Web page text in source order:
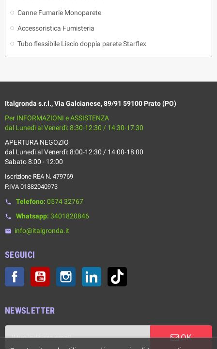
Canne Fumarie Monoparete
Accessoristica Fumisteria
Tubo flessibile Liscio doppia parete Starflex
Italgronda s.r.l., Via Galcianese, 89/91 59100 Prato (PO)
Per INFORMAZIONI e ASSISTENZA
dal Lunedì al Venerdì: 8:30-12:30 / 14:30-17:30
APERTURA NEGOZIO
dal Lunedì al Venerdì: 8:00-12:30 / 14:00-18:00
Sabato 8:00 - 12:00
Iscrizione REA N. 479769
P.IVA 01882040973
phone Telefono: 0574 32767
phone Whatsapp: 3401820846
email info@italgronda.it
SEGUICI
Facebook YouTube Instagram LinkedIn
NEWSLETTER
OK